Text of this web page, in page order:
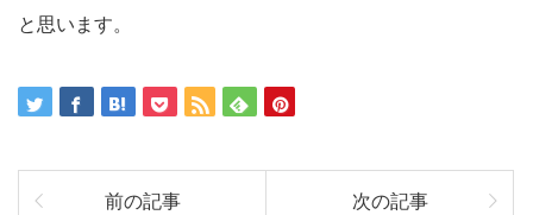
と思います。
前の記事 次の記事